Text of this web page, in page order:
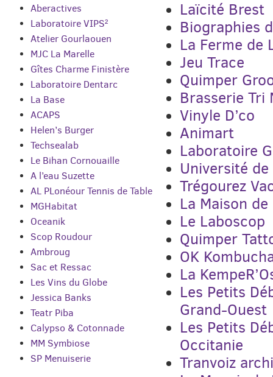
Aberactives
Laboratoire VIPS²
Atelier Gourlaouen
MJC La Marelle
Gîtes Charme Finistère
Laboratoire Dentarc
La Base
ACAPS
Helen’s Burger
Techsealab
Le Bihan Cornouaille
A l’eau Suzette
AL PLonéour Tennis de Table
MGHabitat
Oceanik
Scop Roudour
Ambroug
Sac et Ressac
Les Vins du Globe
Jessica Banks
Teatr Piba
Calypso & Cotonnade
MM Symbiose
SP Menuiserie
Laïcité Brest
Biographies
La Ferme de
Jeu Trace
Quimper
Brasserie Tri
Vinyle D’co
Animart
Laboratoire
Université
Trégourez
La Maison de
Le Laboscop
Quimper
OK
La
Les Petits
Grand-Ouest
Les Petits
Occitanie
Tranvoiz